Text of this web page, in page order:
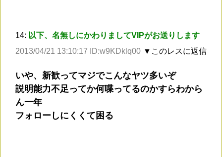
14: 以下、名無しにかわりましてVIPがお送りします
2013/04/21 13:10:17 ID:w9KDklq00 ▼このレスに返信
いや、新歓ってマジでこんなヤツ多いぞ
説明能力不足ってか何喋ってるのかすらわから
ん一年
フォローしにくくて困る